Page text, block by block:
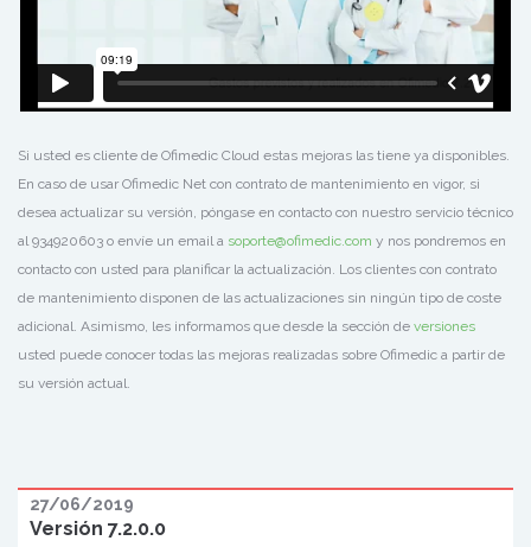
Si usted es cliente de Ofimedic Cloud estas mejoras las tiene ya disponibles.
En caso de usar Ofimedic Net con contrato de mantenimiento en vigor, si
desea actualizar su versión, póngase en contacto con nuestro servicio técnico
al 934920603 o envíe un email a soporte@ofimedic.com y nos pondremos en
contacto con usted para planificar la actualización. Los clientes con contrato
de mantenimiento disponen de las actualizaciones sin ningún tipo de coste
adicional. Asimismo, les informamos que desde la sección de versiones
usted puede conocer todas las mejoras realizadas sobre Ofimedic a partir de
su versión actual.
27/06/2019
Versión 7.2.0.0